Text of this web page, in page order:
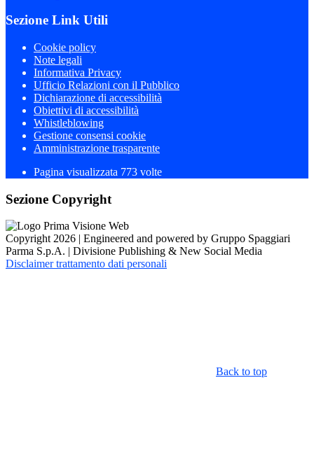
Sezione Link Utili
Cookie policy
Note legali
Informativa Privacy
Ufficio Relazioni con il Pubblico
Dichiarazione di accessibilità
Obiettivi di accessibilità
Whistleblowing
Gestione consensi cookie
Amministrazione trasparente
Pagina visualizzata 773 volte
Sezione Copyright
Copyright 2026 | Engineered and powered by Gruppo Spaggiari
Parma S.p.A. | Divisione Publishing & New Social Media
Disclaimer trattamento dati personali
Back to top